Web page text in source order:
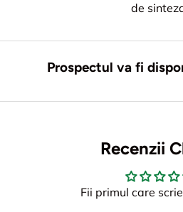
de
Prospectul va fi
Recenzii
Fii primul care